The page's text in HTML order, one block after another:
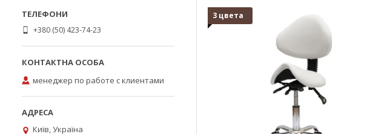
3 цвета
+380 (50) 423-74-23
менеджер по работе с клиентами
Київ, Україна